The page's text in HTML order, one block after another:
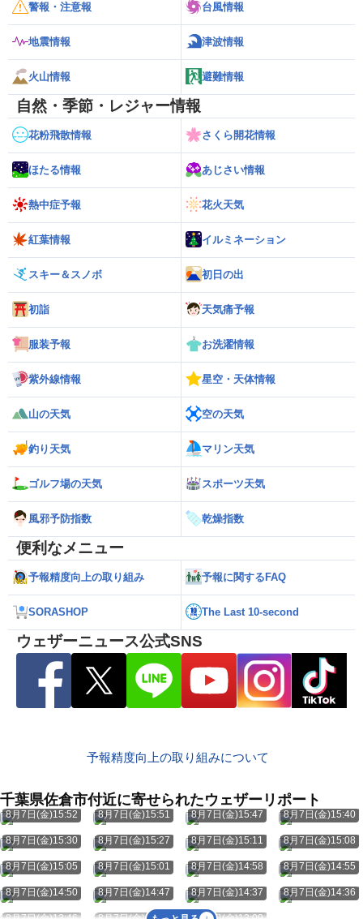
警報・注意報 台風情報
地震情報 津波情報
火山情報 避難情報
自然・季節・レジャー情報
花粉飛散情報 さくら開花情報
ほたる情報 あじさい情報
熱中症予報 花火天気
紅葉情報 イルミネーション
スキー＆スノボ 初日の出
初詣 天気痛予報
服装予報 お洗濯情報
紫外線情報 星空・天体情報
山の天気 空の天気
釣り天気 マリン天気
ゴルフ場の天気 スポーツ天気
風邪予防指数 乾燥指数
便利なメニュー
予報精度向上の取り組み 予報に関するFAQ
SORASHOP The Last 10-second
ウェザーニュース公式SNS
予報精度向上の取り組みについて
千葉県佐倉市付近に寄せられたウェザーリポート
8月7日(金)15:52 8月7日(金)15:51 8月7日(金)15:47 8月7日(金)15:40
8月7日(金)15:30 8月7日(金)15:27 8月7日(金)15:11 8月7日(金)15:08
8月7日(金)15:05 8月7日(金)15:01 8月7日(金)14:58 8月7日(金)14:55
8月7日(金)14:50 8月7日(金)14:47 8月7日(金)14:37 8月7日(金)14:36